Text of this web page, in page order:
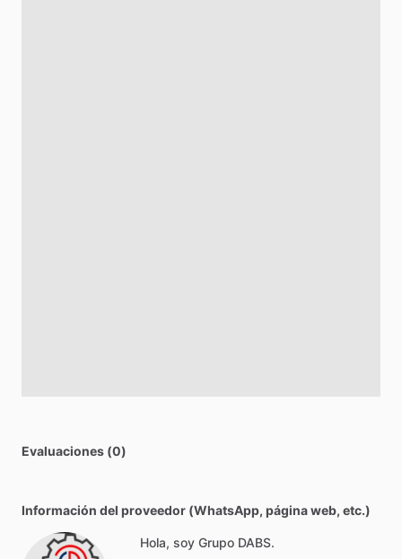
Evaluaciones (0)
Información del proveedor (WhatsApp, página web, etc.)
Hola, soy Grupo DABS.